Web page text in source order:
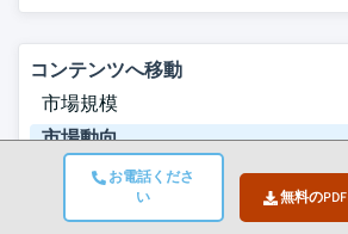
お電話くださ
い
無料の
コンテンツへ移動
市場規模
市場動向
市場分析